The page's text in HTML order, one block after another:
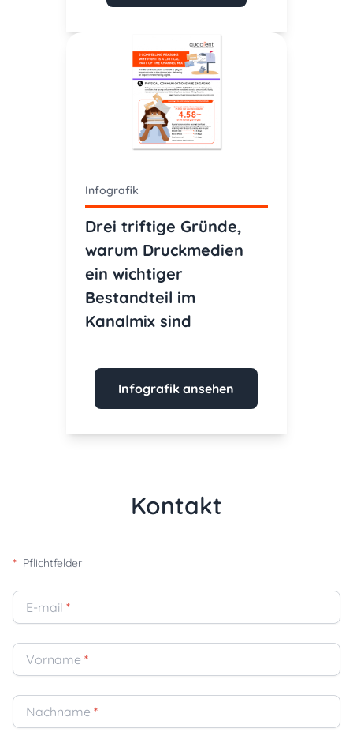
Infografik
Drei triftige Gründe,
warum Druckmedien
ein wichtiger
Bestandteil im
Kanalmix sind
Infografik ansehen
Kontakt
* Pflichtfelder
E-mail *
Vorname *
Nachname *